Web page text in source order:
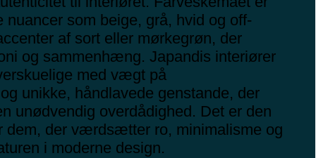
nuancer som beige, grå, hvid og off-
af sort eller mørkegrøn, der
og sammenhæng. Japandis interiører
med vægt på
unikke, håndlavede genstande, der
unødvendig overdådighed. Det er den
dem, der værdsætter ro, minimalisme og
i moderne design.